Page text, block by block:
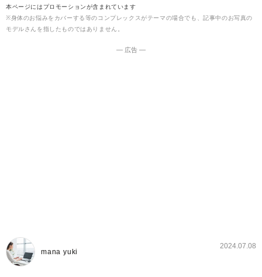
本ページにはプロモーションが含まれています
※身体のお悩みをカバーする等のコンプレックスがテーマの場合でも、記事中のお写真の
モデルさんを指したものではありません。
― 広告 ―
mana yuki
2024.07.08